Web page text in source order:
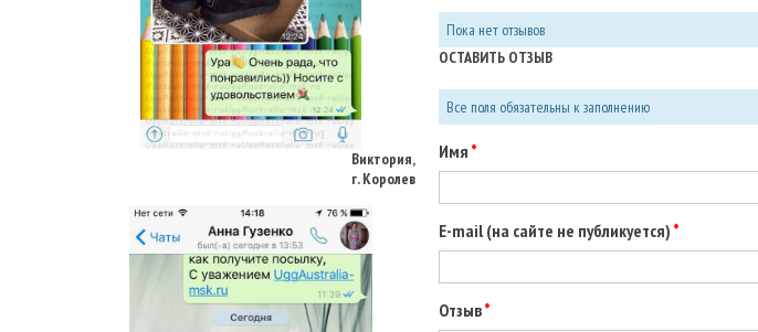
Виктория,
Пока нет отзывов
ОСТАВИТЬ ОТЗЫВ
Все поля обязательны к заполнению
Имя
E-mail (на сайте не публикуется)
Отзыв